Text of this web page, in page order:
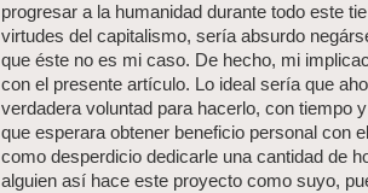
progresar a la humanidad durante todo este
virtudes del capitalismo, sería absurdo
que éste no es mi caso. De hecho, mi
con el presente artículo. Lo ideal sería que
verdadera voluntad para hacerlo, con tiempo
que esperara obtener beneficio personal con
como desperdicio dedicarle una cantidad de
alguien así hace este proyecto como suyo,